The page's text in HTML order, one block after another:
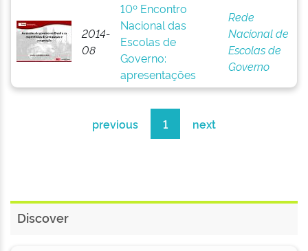
2014-
08
10º Encontro
Nacional das
Escolas de
Governo:
apresentações
Rede
Nacional de
Escolas de
Governo
previous 1 next
Discover